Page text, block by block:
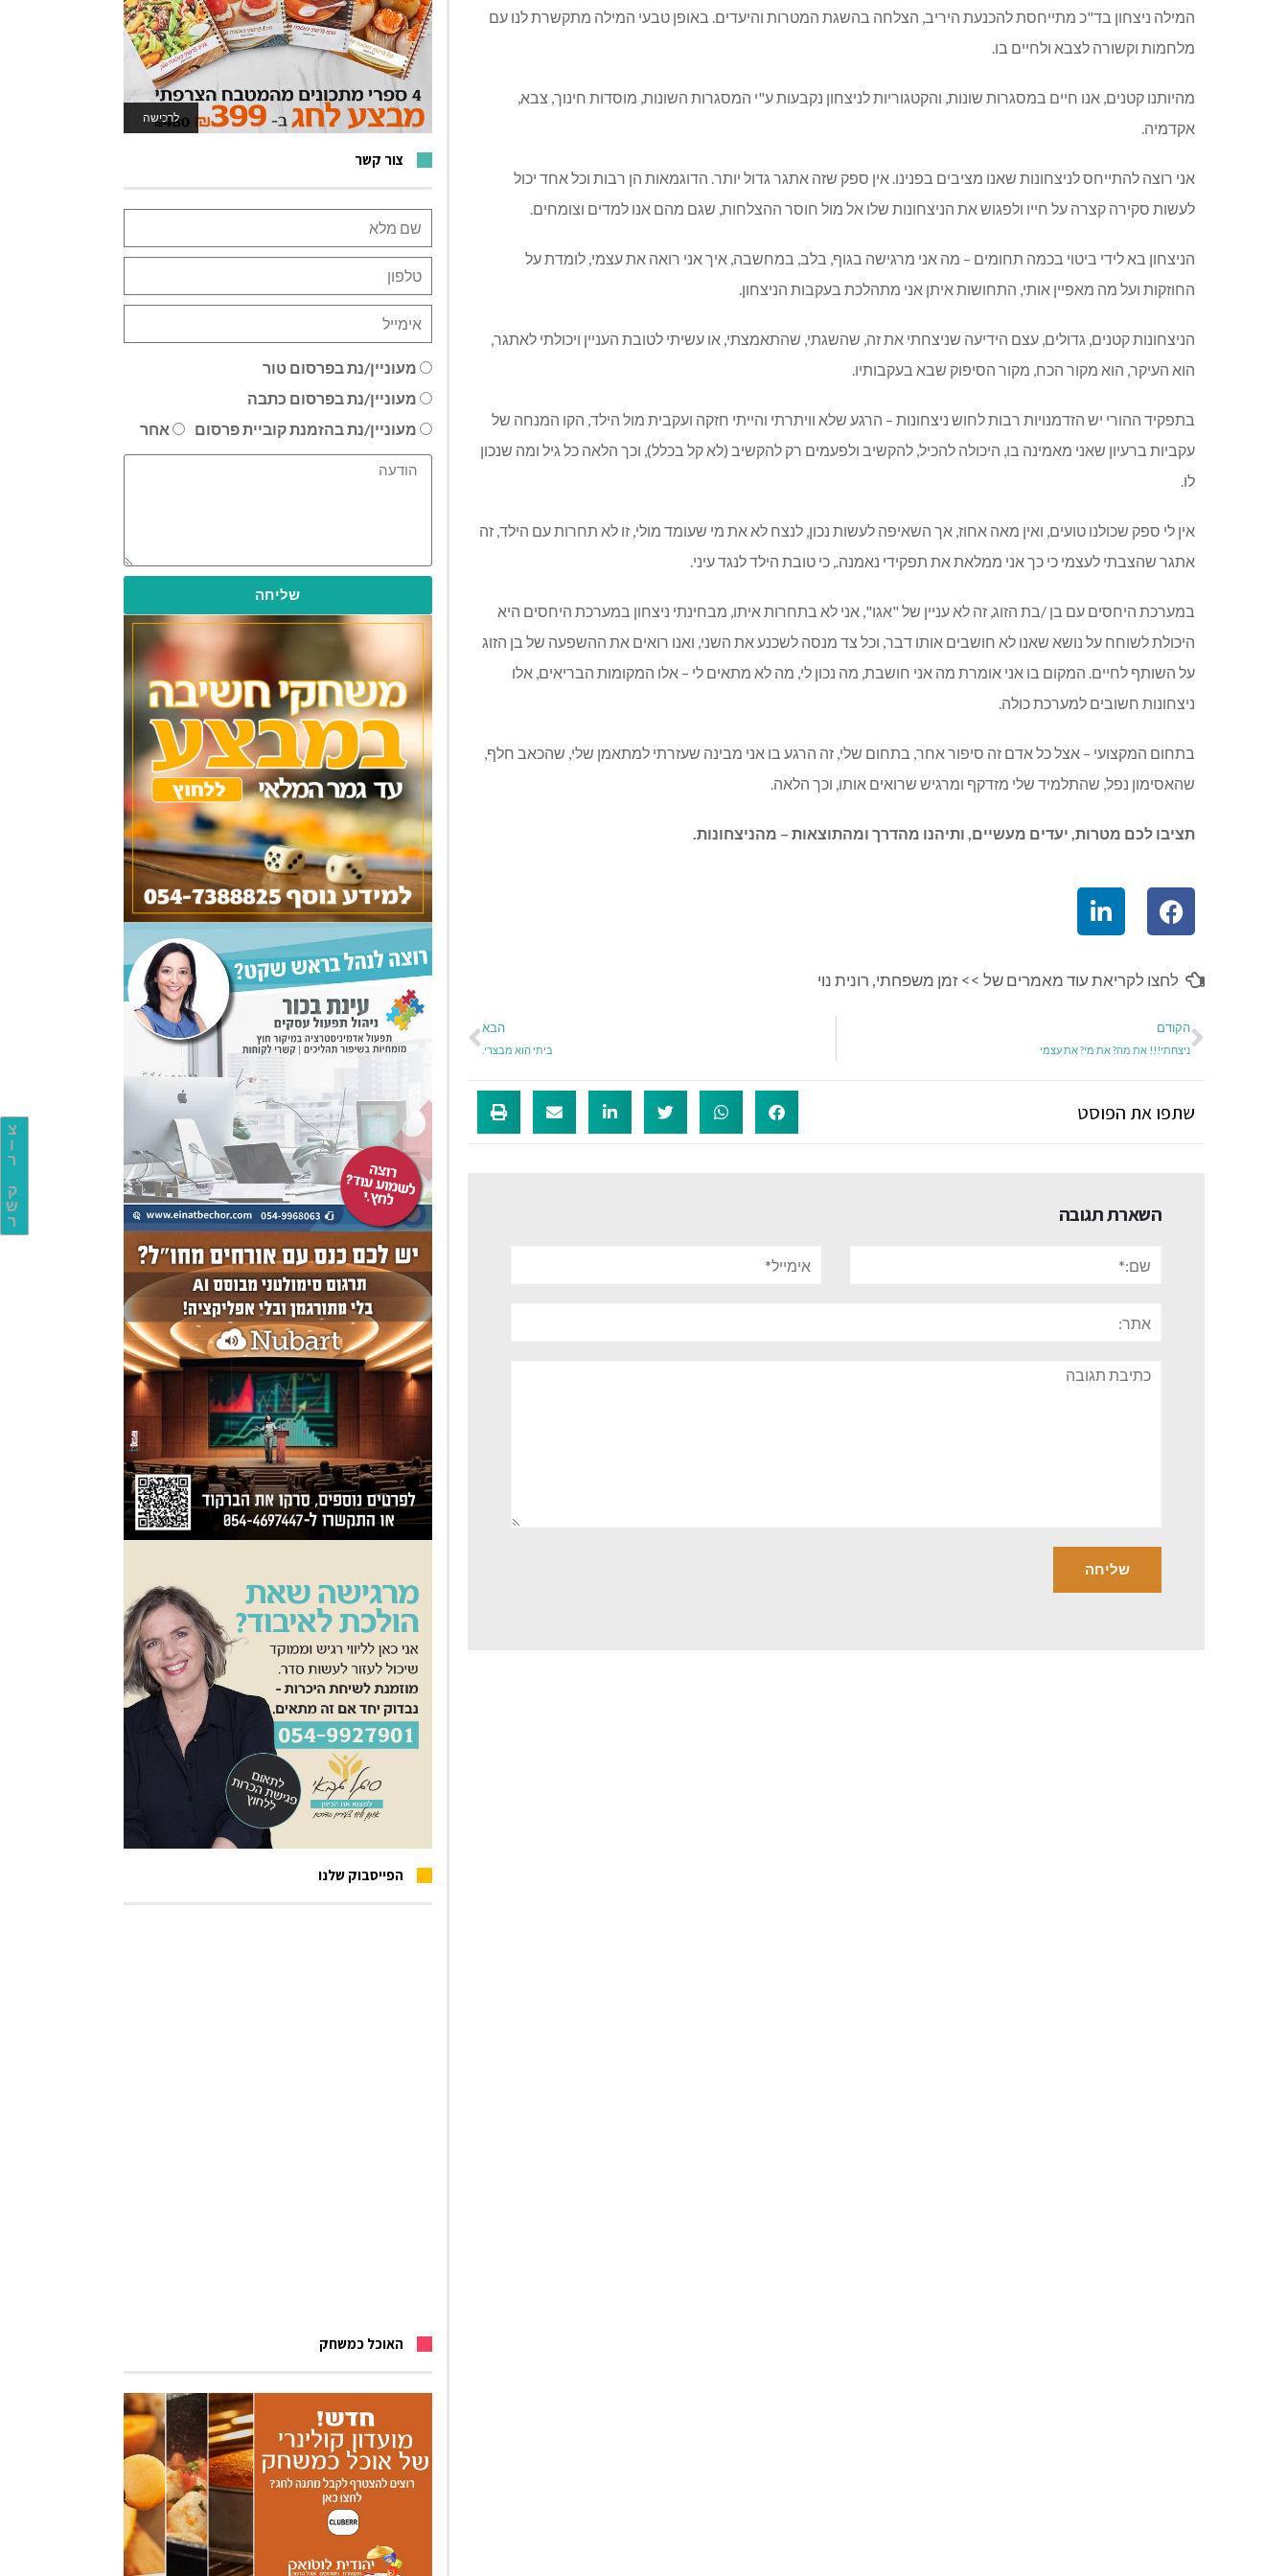
צ
ו
ר
ק
ש
ר
המילה ניצחון בד"כ מתייחסת להכנעת היריב, הצלחה בהשגת המטרות והיעדים. באופן טבעי המילה מתקשרת לנו עם
מלחמות וקשורה לצבא ולחיים בו.
מהיותנו קטנים, אנו חיים במסגרות שונות, והקטגוריות לניצחון נקבעות ע"י המסגרות השונות, מוסדות חינוך, צבא,
אקדמיה.
אני רוצה להתייחס לניצחונות שאנו מציבים בפנינו. אין ספק שזה אתגר גדול יותר. הדוגמאות הן רבות וכל אחד יכול
לעשות סקירה קצרה על חייו ולפגוש את הניצחונות שלו אל מול חוסר ההצלחות, שגם מהם אנו למדים וצומחים.
הניצחון בא לידי ביטוי בכמה תחומים – מה אני מרגישה בגוף, בלב, במחשבה, איך אני רואה את עצמי, לומדת על
החוזקות ועל מה מאפיין אותי, התחושות איתן אני מתהלכת בעקבות הניצחון.
הניצחונות קטנים, גדולים, עצם הידיעה שניצחתי את זה, שהשגתי, שהתאמצתי, או עשיתי לטובת העניין ויכולתי לאתגר,
הוא העיקר, הוא מקור הכח, מקור הסיפוק שבא בעקבותיו.
בתפקיד ההורי יש הזדמנויות רבות לחוש ניצחונות – הרגע שלא וויתרתי והייתי חזקה ועקבית מול הילד, הקו המנחה של
עקביות ברעיון שאני מאמינה בו, היכולה להכיל, להקשיב ולפעמים רק להקשיב (לא קל בכלל), וכך הלאה כל גיל ומה שנכון
לו.
אין לי ספק שכולנו טועים, ואין מאה אחוז, אך השאיפה לעשות נכון, לנצח לא את מי שעומד מולי, זו לא תחרות עם הילד, זה
אתגר שהצבתי לעצמי כי כך אני ממלאת את תפקידי נאמנה., כי טובת הילד לנגד עיני.
במערכת היחסים עם בן /בת הזוג, זה לא עניין של "אגו", אני לא בתחרות איתו, מבחינתי ניצחון במערכת היחסים היא
היכולת לשוחח על נושא שאנו לא חושבים אותו דבר, וכל צד מנסה לשכנע את השני, ואנו רואים את ההשפעה של בן הזוג
על השותף לחיים. המקום בו אני אומרת מה אני חושבת, מה נכון לי, מה לא מתאים לי – אלו המקומות הבריאים, אלו
ניצחונות חשובים למערכת כולה.
בתחום המקצועי – אצל כל אדם זה סיפור אחר, בתחום שלי, זה הרגע בו אני מבינה שעזרתי למתאמן שלי, שהכאב חלף,
שהאסימון נפל, שהתלמיד שלי מזדקף ומרגיש שרואים אותו, וכך הלאה.
תציבו לכם מטרות, יעדים מעשיים, ותיהנו מהדרך ומהתוצאות – מהניצחונות.
לחצו לקריאת עוד מאמרים של >>זמן משפחתי, רונית נוי
הקודם
ניצחתי!!! את מה? את מי? את עצמי
הבא
ביתי הוא מבצרי.
שתפו את הפוסט
השארת תגובה
תגובה
לרכישה
לאתר המשחקים
צור קשר
מעוניין/נת בפרסום טור
מעוניין/נת בפרסום כתבה
מעוניין/נת בהזמנת קוביית פרסום
אחר
שליחה
הפייסבוק שלנו
האוכל כמשחק